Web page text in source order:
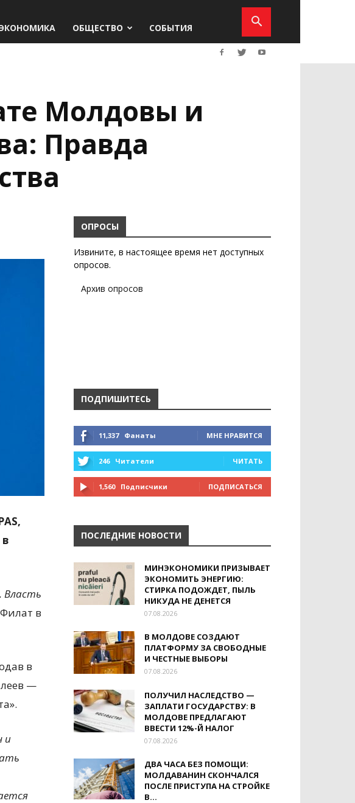
ОБЩЕСТВО СОБЫТИЯ
Молдовы и
Правда
Власть
в
в
—
и
ОПРОСЫ
Извините, в настоящее время нет доступных
опросов.
Архив опросов
ПОДПИШИТЕСЬ
11,337 Фанаты МНЕ НРАВИТСЯ
246 Читатели ЧИТАТЬ
1,560 Подписчики ПОДПИСАТЬСЯ
ПОСЛЕДНИЕ НОВОСТИ
МИНЭКОНОМИКИ ПРИЗЫВАЕТ
ЭКОНОМИТЬ ЭНЕРГИЮ:
СТИРКА ПОДОЖДЕТ, ПЫЛЬ
НИКУДА НЕ ДЕНЕТСЯ
07.08.2026
В МОЛДОВЕ СОЗДАЮТ
ПЛАТФОРМУ ЗА СВОБОДНЫЕ
И ЧЕСТНЫЕ ВЫБОРЫ
07.08.2026
ПОЛУЧИЛ НАСЛЕДСТВО —
ЗАПЛАТИ ГОСУДАРСТВУ: В
МОЛДОВЕ ПРЕДЛАГАЮТ
ВВЕСТИ 12%-Й НАЛОГ
07.08.2026
ДВА ЧАСА БЕЗ ПОМОЩИ:
МОЛДАВАНИН СКОНЧАЛСЯ
ПОСЛЕ ПРИСТУПА НА СТРОЙКЕ
В...